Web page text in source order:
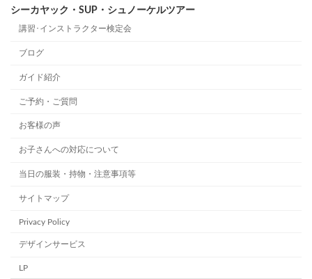
シーカヤック・SUP・シュノーケルツアー
講習･インストラクター検定会
ブログ
ガイド紹介
ご予約・ご質問
お客様の声
お子さんへの対応について
当日の服装・持物・注意事項等
サイトマップ
Privacy Policy
デザインサービス
LP